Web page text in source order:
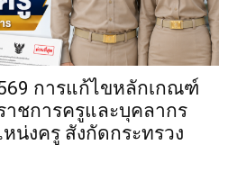
การแก้ไขหลักเกณฑ์
าชการครูและบุคลากร
น่งครู สังกัดกระทรวง